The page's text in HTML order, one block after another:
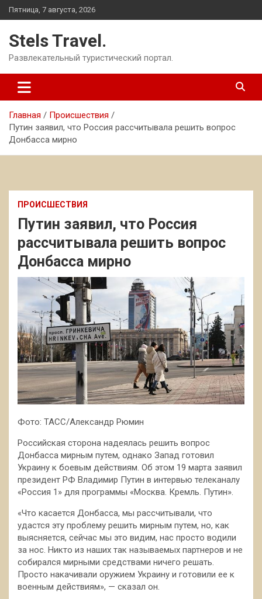
Перейти
к
Пятница, 7 августа, 2026
Stels Travel.
Развлекательный туристический портал.
Главная
Происшествия
Путин заявил, что Россия рассчитывала решить вопрос
Донбасса мирно
ПРОИСШЕСТВИЯ
Путин заявил, что Россия
рассчитывала решить вопрос
Донбасса мирно
Фото: ТАСС/Александр Рюмин
Российская сторона надеялась решить вопрос
Донбасса мирным путем, однако Запад готовил
Украину к боевым действиям. Об этом 19 марта заявил
президент РФ Владимир Путин в интервью телеканалу
«Россия 1» для программы «Москва. Кремль. Путин».
«Что касается Донбасса, мы рассчитывали, что
удастся эту проблему решить мирным путем, но, как
выясняется, сейчас мы это видим, нас просто водили
за нос. Никто из наших так называемых партнеров и не
собирался мирными средствами ничего решать.
Просто накачивали оружием Украину и готовили ее к
военным действиям», — сказал он.